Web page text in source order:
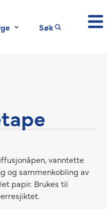
Søk
vanntette
og sammenkobling av
papir. Brukes til